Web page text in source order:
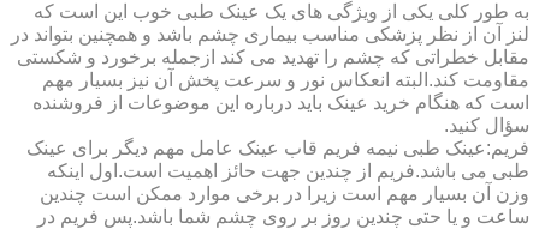
به طور کلی یکی از ویژگی های یک عینک طبی خوب این است که
لنز آن از نظر پزشکی مناسب بیماری چشم باشد و همچنین بتواند در
مقابل خطراتی که چشم را تهدید می کند ازجمله برخورد و شکستی
مقاومت کند.البته انعکاس نور و سرعت پخش آن نیز بسیار مهم
است که هنگام خرید عینک باید درباره این موضوعات از فروشنده
سؤال کنید.
فریم:عینک طبی نیمه فریم قاب عینک عامل مهم دیگر برای عینک
طبی می باشد.فریم از چندین جهت حائز اهمیت است.اول اینکه
وزن آن بسیار مهم است زیرا در برخی موارد ممکن است چندین
ساعت و یا حتی چندین روز بر روی چشم شما باشد.پس فریم در